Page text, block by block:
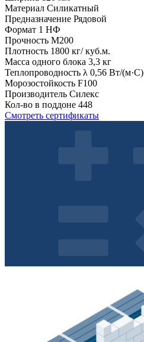
Материал Силикатный
Предназначение Рядовой
Формат 1 НФ
Прочность М200
Плотность 1800 кг/ куб.м.
Масса одного блока 3,3 кг
Теплопроводность λ 0,56 Вт/(м·С)
Морозостойкость F100
Производитель Силекс
Кол-во в поддоне 448
Смотреть сертификаты